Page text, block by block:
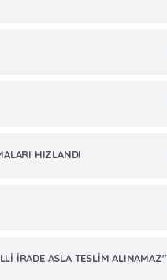
HIZLANDI
İRADE ASLA TESLİM ALINAMAZ"